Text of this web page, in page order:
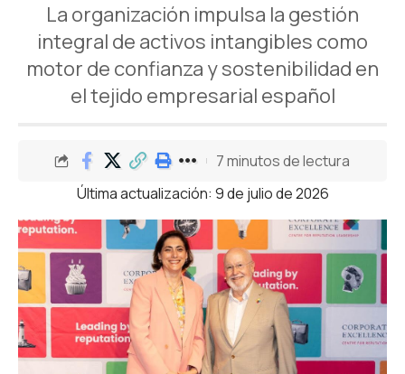
La organización impulsa la gestión
integral de activos intangibles como
motor de confianza y sostenibilidad en
el tejido empresarial español
Última actualización: 9 de julio de 2026
7 minutos de lectura